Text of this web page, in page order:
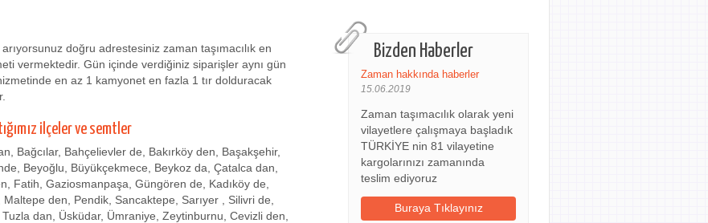
Bizden Haberler
Zaman hakkında haberler
15.06.2019
Zaman taşımacılık olarak yeni
vilayetlere çalışmaya başladık
TÜRKİYE nin 81 vilayetine
kargolarınızı zamanında
teslim ediyoruz
Buraya Tıklayınız
doğru adrestesiniz zaman taşımacılık en
vermektedir. Gün içinde verdiğiniz siparişler aynı gün
en az 1 kamyonet en fazla 1 tır dolduracak
ilçeler ve semtler
Bağcılar, Bahçelievler de, Bakırköy den, Başakşehir,
Beyoğlu, Büyükçekmece, Beykoz da, Çatalca dan,
Fatih, Gaziosmanpaşa, Güngören de, Kadıköy de,
den, Pendik, Sancaktepe, Sarıyer , Silivri de,
dan, Üsküdar, Ümraniye, Zeytinburnu, Cevizli den,